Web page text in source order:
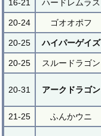
16-21 ハードレムラス
20-24 ゴオオポフ
20-25 ハイパーゲイズ
20-25 スルードラゴン
20-31 アークドラゴン
21-25 ふんかウニ